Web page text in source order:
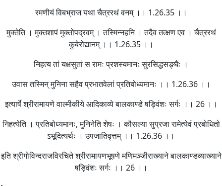
रमणीयं विबभ्राज यथा चैत्ररथं वनम् ।। 1.26.35 ।।
मुक्तेति । मुक्तशापं मुक्तोपद्रवम् । तस्मिन्नहनि । तदैव तत्क्षण एव । चैत्ररथं
कुबेरोद्यानम् ।। 1.26.35 ।।
निहत्य तां यक्षसुतां स रामः प्रशस्यमानः सुरसिद्धसङ्घैः ।
उवास तस्मिन् मुनिना सहैव प्रभातवेलां प्रतिबोध्यमानः ।। 1.26.36 ।।
इत्यार्षे श्रीरामायणे वाल्मीकीये आदिकाव्ये बालकाण्डे षड्विंशः सर्गः ।। 26 ।।
निहत्येति । प्रतिबोध्यमानः, मुनिनेति शेषः । कौसल्या सुप्रजा रामेत्येवं प्रबोधितो
ऽभूदित्यर्थः । उपजातिवृत्तम् ।। 1.26.36 ।।
इति श्रीगोविन्दराजविरचिते श्रीरामायणभूषणे मणिमञ्जीराख्याने बालकाण्डव्याख्याने
षड्विंशः सर्गः ।। 26 ।।